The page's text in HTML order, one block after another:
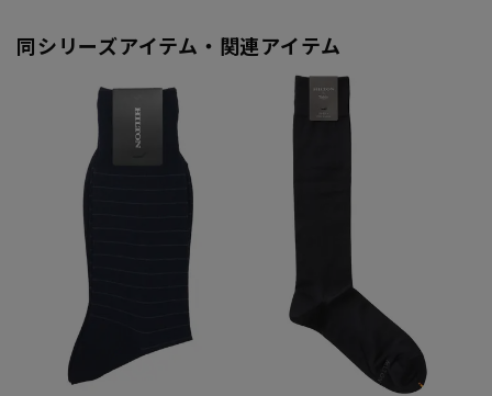
同シリーズアイテム・関連アイテム